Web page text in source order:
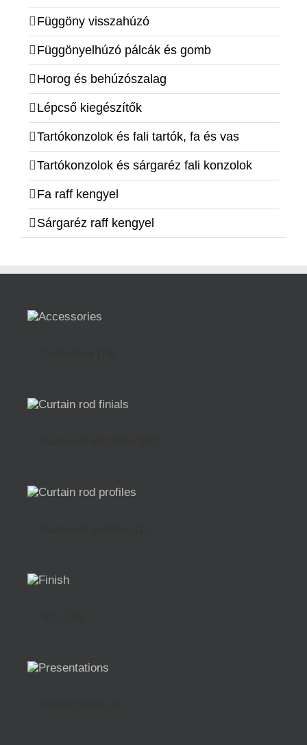
Függöny visszahúzó
Függönyelhúzó pálcák és gomb
Horog és behúzószalag
Lépcső kiegészítők
Tartókonzolok és fali tartók, fa és vas
Tartókonzolok és sárgaréz fali konzolok
Fa raff kengyel
Sárgaréz raff kengyel